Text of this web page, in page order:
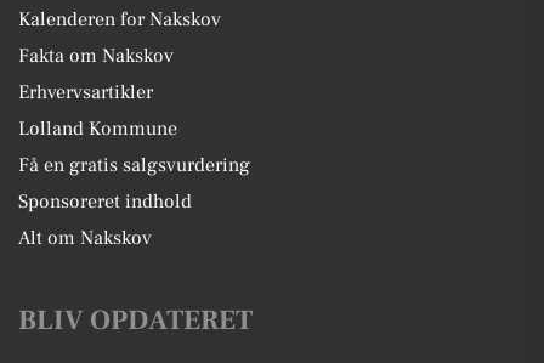
Kalenderen for Nakskov
Fakta om Nakskov
Erhvervsartikler
Lolland Kommune
Få en gratis salgsvurdering
Sponsoreret indhold
Alt om Nakskov
BLIV OPDATERET